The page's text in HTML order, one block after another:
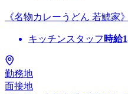
《名物カレーうどん 若鯱家
キッチンスタッフ 時給
勤務地
面接地